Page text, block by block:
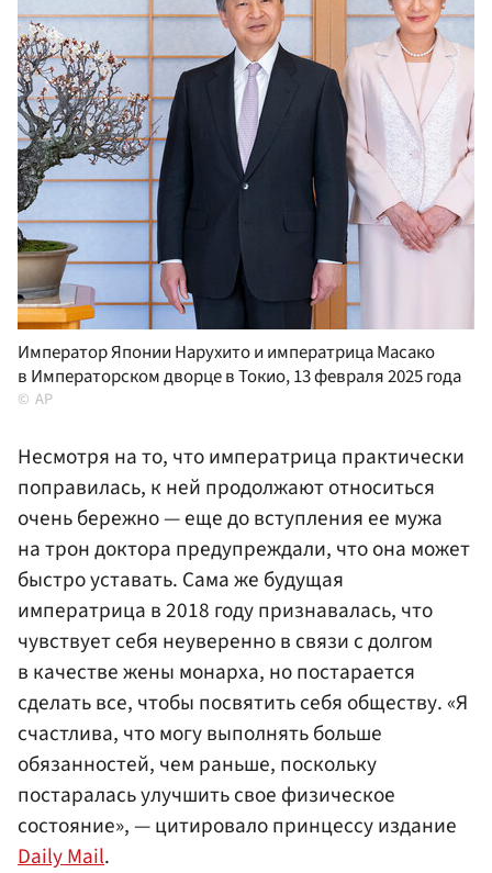
Император Японии Нарухито и императрица Масако
в Императорском дворце в Токио, 13 февраля 2025 года
AP
Несмотря на то, что императрица практически
поправилась, к ней продолжают относиться
очень бережно — еще до вступления ее мужа
на трон доктора предупреждали, что она может
быстро уставать. Сама же будущая
императрица в 2018 году признавалась, что
чувствует себя неуверенно в связи с долгом
в качестве жены монарха, но постарается
сделать все, чтобы посвятить себя обществу. «Я
счастлива, что могу выполнять больше
обязанностей, чем раньше, поскольку
постаралась улучшить свое физическое
состояние», — цитировало принцессу издание
Daily Mail.